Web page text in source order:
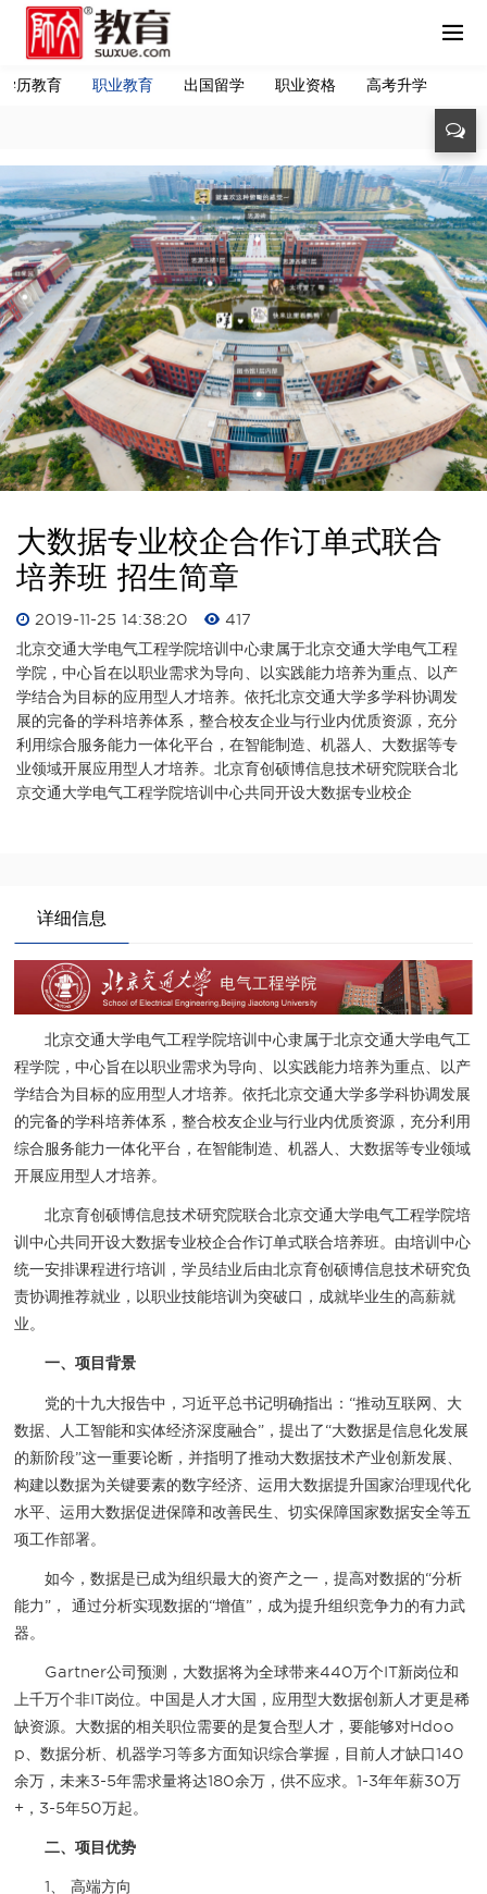
学历教育 职业教育 出国留学 职业资格 高考升学
大数据专业校企合作订单式联合
培养班 招生简章
2019-11-25 14:38:20
417
北京交通大学电气工程学院培训中心隶属于北京交通大学电气工程
学院，中心旨在以职业需求为导向、以实践能力培养为重点、以产
学结合为目标的应用型人才培养。依托北京交通大学多学科协调发
展的完备的学科培养体系，整合校友企业与行业内优质资源，充分
利用综合服务能力一体化平台，在智能制造、机器人、大数据等专
业领域开展应用型人才培养。北京育创硕博信息技术研究院联合北
京交通大学电气工程学院培训中心共同开设大数据专业校企
详细信息
北京交通大学电气工程学院培训中心隶属于北京交通大学电气工
程学院，中心旨在以职业需求为导向、以实践能力培养为重点、以产
学结合为目标的应用型人才培养。依托北京交通大学多学科协调发展
的完备的学科培养体系，整合校友企业与行业内优质资源，充分利用
综合服务能力一体化平台，在智能制造、机器人、大数据等专业领域
开展应用型人才培养。
北京育创硕博信息技术研究院联合北京交通大学电气工程学院培
训中心共同开设大数据专业校企合作订单式联合培养班。由培训中心
统一安排课程进行培训，学员结业后由北京育创硕博信息技术研究负
责协调推荐就业，以职业技能培训为突破口，成就毕业生的高薪就
业。
一、项目背景
党的十九大报告中，习近平总书记明确指出：“推动互联网、大
数据、人工智能和实体经济深度融合”，提出了“大数据是信息化发展
的新阶段”这一重要论断，并指明了推动大数据技术产业创新发展、
构建以数据为关键要素的数字经济、运用大数据提升国家治理现代化
水平、运用大数据促进保障和改善民生、切实保障国家数据安全等五
项工作部署。
如今，数据是已成为组织最大的资产之一，提高对数据的“分析
能力”， 通过分析实现数据的“增值”，成为提升组织竞争力的有力武
器。
Gartner公司预测，大数据将为全球带来440万个IT新岗位和
上千万个非IT岗位。中国是人才大国，应用型大数据创新人才更是稀
缺资源。大数据的相关职位需要的是复合型人才，要能够对Hdoo
p、数据分析、机器学习等多方面知识综合掌握，目前人才缺口140
余万，未来3-5年需求量将达180余万，供不应求。1-3年年薪30万
+，3-5年50万起。
二、项目优势
1、 高端方向